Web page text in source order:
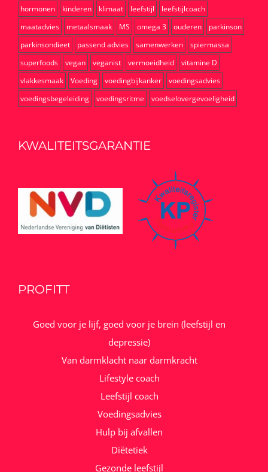
hormonen
kinderen klimaat leefstijl
leefstijlcoach
maatadvies
metaalsmaak MS omega 3 ouderen
parkinson
parkinsondieet
passend advies samenwerken
spiermassa
superfoods
vegan veganist vermoeidheid
vitamine D
vlakkesmaak
Voeding voedingbijkanker
voedingsadvies
voedingsbegeleiding
voedingsritme voedselovergevoeligheid
KWALITEITSGARANTIE
PROFITT
Goed voor je lijf, goed voor je brein (leefstijl en
depressie)
Van darmklacht naar darmkracht
Lifestyle coach
Leefstijl coach
Voedingsadvies
Hulp bij afvallen
Diëtetiek
Gezonde leefstijl